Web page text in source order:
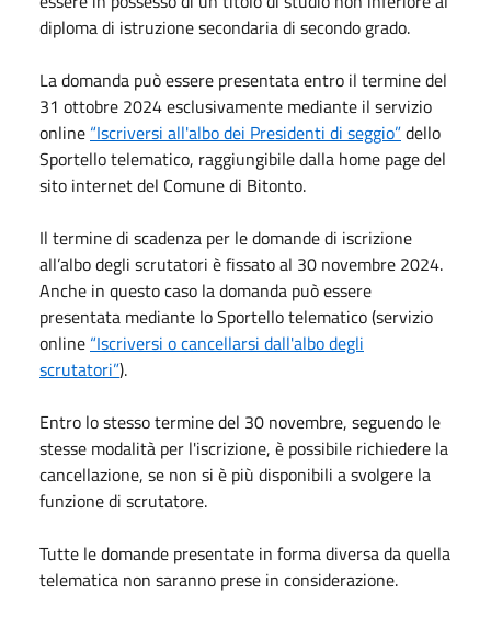
diploma di istruzione secondaria di secondo grado.
La domanda può essere presentata entro il termine del
31 ottobre 2024 esclusivamente mediante il servizio
online “Iscriversi all'albo dei Presidenti di seggio”dello
Sportello telematico, raggiungibile dalla home page del
sito internet del Comune di Bitonto.
Il termine di scadenza per le domande di iscrizione
all’albo degli scrutatori è fissato al 30 novembre 2024.
Anche in questo caso la domanda può essere
presentata mediante lo Sportello telematico (servizio
online “Iscriversi o cancellarsi dall'albo degli
scrutatori”).
Entro lo stesso termine del 30 novembre, seguendo le
stesse modalità per l'iscrizione, è possibile richiedere la
cancellazione, se non si è più disponibili a svolgere la
funzione di scrutatore.
Tutte le domande presentate in forma diversa da quella
telematica non saranno prese in considerazione.